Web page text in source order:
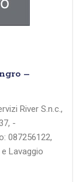
–
River S.n.c.,
-
087256122,
Lavaggio